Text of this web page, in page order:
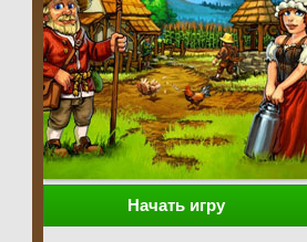
Начать игру